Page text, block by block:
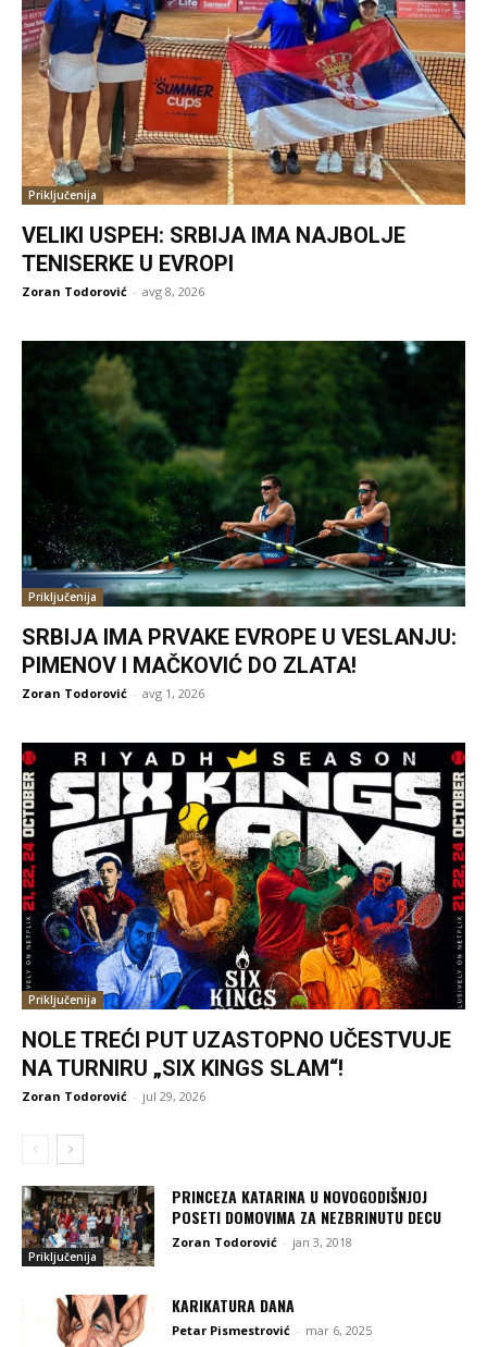
Priključenija
VELIKI USPEH: SRBIJA IMA NAJBOLJE
TENISERKE U EVROPI
Zoran Todorović - avg 8, 2026
Priključenija
SRBIJA IMA PRVAKE EVROPE U VESLANJU:
PIMENOV I MAČKOVIĆ DO ZLATA!
Zoran Todorović - avg 1, 2026
Priključenija
NOLE TREĆI PUT UZASTOPNO UČESTVUJE
NA TURNIRU „SIX KINGS SLAM“!
Zoran Todorović - jul 29, 2026
Priključenija
PRINCEZA KATARINA U NOVOGODIŠNJOJ
POSETI DOMOVIMA ZA NEZBRINUTU DECU
Zoran Todorović - jan 3, 2018
KARIKATURA DANA
Petar Pismestrović - mar 6, 2025